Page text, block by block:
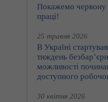
Покажемо червону
праці!
25 травня 2026
В Україні
тиждень
можливості
доступного
30 квітня 2026